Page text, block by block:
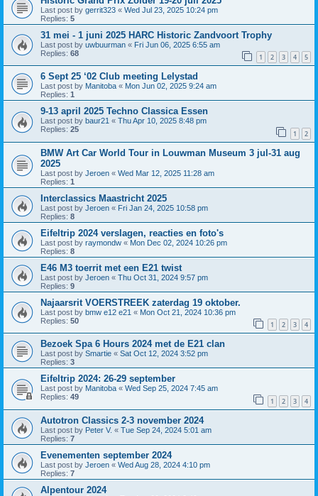
Last post by gerrit323 « Wed Jul 23, 2025 10:24 pm
Replies: 5
31 mei - 1 juni 2025 HARC Historic Zandvoort Trophy
Last post by uwbuurman « Fri Jun 06, 2025 6:55 am
Replies: 68 1 2 3 4 5
6 Sept 25 ‘02 Club meeting Lelystad
Last post by Manitoba « Mon Jun 02, 2025 9:24 am
Replies: 1
9-13 april 2025 Techno Classica Essen
Last post by baur21 « Thu Apr 10, 2025 8:48 pm
Replies: 25 1 2
BMW Art Car World Tour in Louwman Museum 3 jul-31 aug
2025
Last post by Jeroen « Wed Mar 12, 2025 11:28 am
Replies: 1
Interclassics Maastricht 2025
Last post by Jeroen « Fri Jan 24, 2025 10:58 pm
Replies: 8
Eifeltrip 2024 verslagen, reacties en foto's
Last post by raymondw « Mon Dec 02, 2024 10:26 pm
Replies: 8
E46 M3 toerrit met een E21 twist
Last post by Jeroen « Thu Oct 31, 2024 9:57 pm
Replies: 9
Najaarsrit VOERSTREEK zaterdag 19 oktober.
Last post by bmw e12 e21 « Mon Oct 21, 2024 10:36 pm
Replies: 50 1 2 3 4
Bezoek Spa 6 Hours 2024 met de E21 clan
Last post by Smartie « Sat Oct 12, 2024 3:52 pm
Replies: 3
Eifeltrip 2024: 26-29 september
Last post by Manitoba « Wed Sep 25, 2024 7:45 am
Replies: 49 1 2 3 4
Autotron Classics 2-3 november 2024
Last post by Peter V. « Tue Sep 24, 2024 5:01 am
Replies: 7
Evenementen september 2024
Last post by Jeroen « Wed Aug 28, 2024 4:10 pm
Replies: 7
Alpentour 2024